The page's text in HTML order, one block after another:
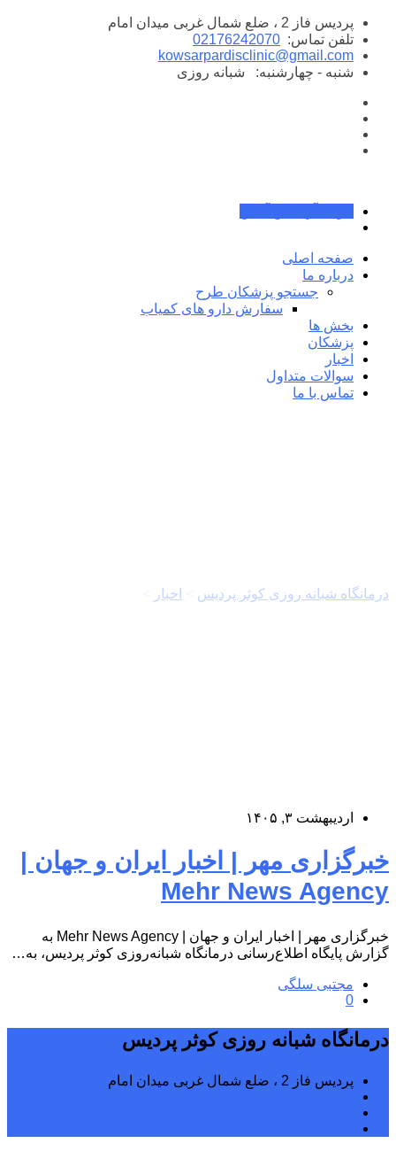
پرش
محتوا
پردیس فاز 2 ، ضلع شمال غربی میدان امام
تلفن تماس: 02176242070
kowsarpardisclinic@gmail.com
شنبه - چهارشنبه:
شبانه روزی
صفحه اصلی
درباره ما
جستجو پزشکان طرح
سفارش دارو های کمیاب
بخش ها
پزشکان
اخبار
سوالات متداول
تماس با ما
درمانگاه شبانه روزی کوثر پردیس اخبار
اردیبهشت ۳, ۱۴۰۵
خبرگزاری مهر | اخبار ایران و جهان |
Mehr News Agency
خبرگزاری مهر | اخبار ایران و جهان | Mehr News Agency به
گزارش پایگاه اطلاع‌رسانی درمانگاه شبانه‌روزی کوثر پردیس، به…
مجتبی سلگی
0
درمانگاه شبانه روزی کوثر پردیس
پردیس فاز 2 ، ضلع شمال غربی میدان امام